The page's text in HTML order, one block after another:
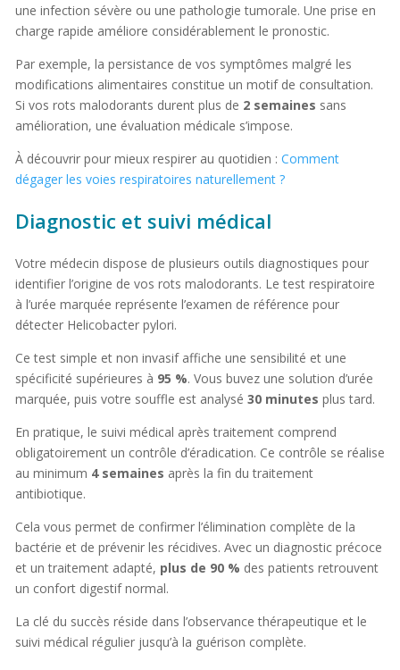
une infection sévère ou une pathologie tumorale. Une prise en
charge rapide améliore considérablement le pronostic.
Par exemple, la persistance de vos symptômes malgré les
modifications alimentaires constitue un motif de consultation.
Si vos rots malodorants durent plus de 2 semaines sans
amélioration, une évaluation médicale s’impose.
À découvrir pour mieux respirer au quotidien : Comment
dégager les voies respiratoires naturellement ?
Diagnostic et suivi médical
Votre médecin dispose de plusieurs outils diagnostiques pour
identifier l’origine de vos rots malodorants. Le test respiratoire
à l’urée marquée représente l’examen de référence pour
détecter Helicobacter pylori.
Ce test simple et non invasif affiche une sensibilité et une
spécificité supérieures à 95 %. Vous buvez une solution d’urée
marquée, puis votre souffle est analysé 30 minutes plus tard.
En pratique, le suivi médical après traitement comprend
obligatoirement un contrôle d’éradication. Ce contrôle se réalise
au minimum 4 semaines après la fin du traitement
antibiotique.
Cela vous permet de confirmer l’élimination complète de la
bactérie et de prévenir les récidives. Avec un diagnostic précoce
et un traitement adapté, plus de 90 % des patients retrouvent
un confort digestif normal.
La clé du succès réside dans l’observance thérapeutique et le
suivi médical régulier jusqu’à la guérison complète.